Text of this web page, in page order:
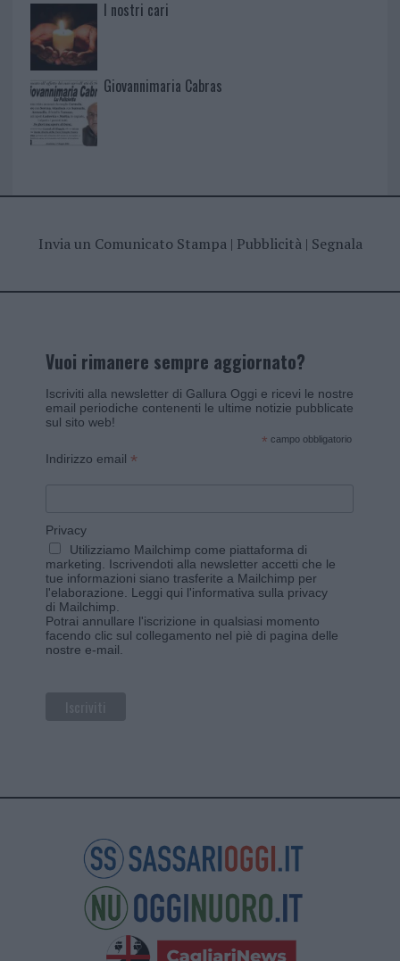
I nostri cari
Giovannimaria Cabras
Invia un Comunicato Stampa| Pubblicità| Segnala
Vuoi rimanere sempre aggiornato?
Iscriviti alla newsletter di Gallura Oggi e ricevi le nostre
email periodiche contenenti le ultime notizie pubblicate
sul sito web!
* campo obbligatorio
Indirizzo email *
Privacy
Utilizziamo Mailchimp come piattaforma di
marketing. Iscrivendoti alla newsletter accetti che le
tue informazioni siano trasferite a Mailchimp per
l'elaborazione. Leggi qui l'informativa sulla privacy
di Mailchimp
Potrai annullare l'iscrizione in qualsiasi momento
facendo clic sul collegamento nel piè di pagina delle
nostre e-mail.